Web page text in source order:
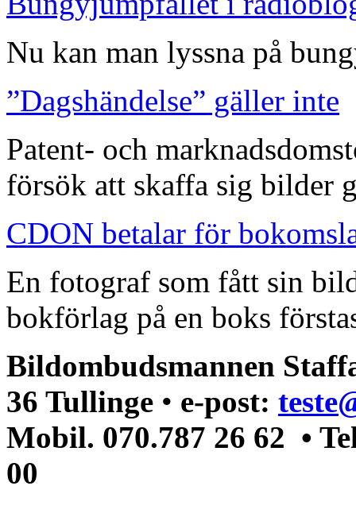
Nu kan man lyssna på
”Dagshändelse” gäller inte
Patent- och
försök att skaffa sig bilder
CDON betalar för
En fotograf som fått sin
bokförlag på en boks
Bildombudsmannen
36 Tullinge • e-post:
Mobil. 070.787 26 62 •
00